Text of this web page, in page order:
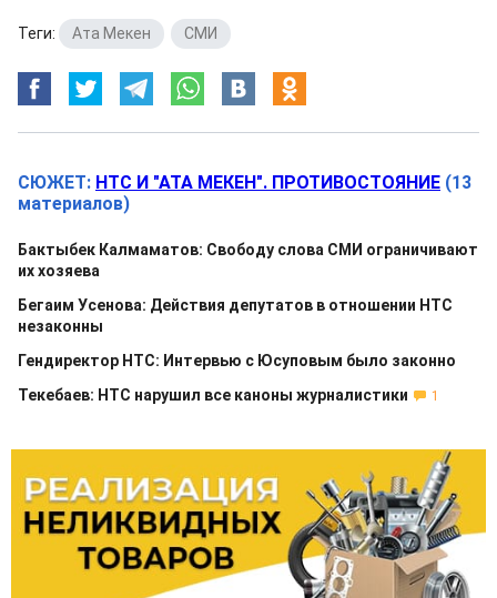
Теги: Ата Мекен СМИ
СЮЖЕТ: НТС И "АТА МЕКЕН". ПРОТИВОСТОЯНИЕ (13
материалов)
Бактыбек Калмаматов: Свободу слова СМИ ограничивают
их хозяева
Бегаим Усенова: Действия депутатов в отношении НТС
незаконны
Гендиректор НТС: Интервью с Юсуповым было законно
Текебаев: НТС нарушил все каноны журналистики
1